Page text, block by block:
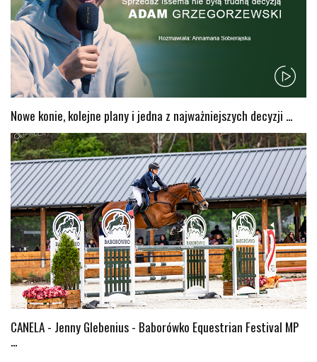
Nowe konie, kolejne plany i jedna z najważniejszych decyzji ...
CANELA - Jenny Glebenius - Baborówko Equestrian Festival MP
...